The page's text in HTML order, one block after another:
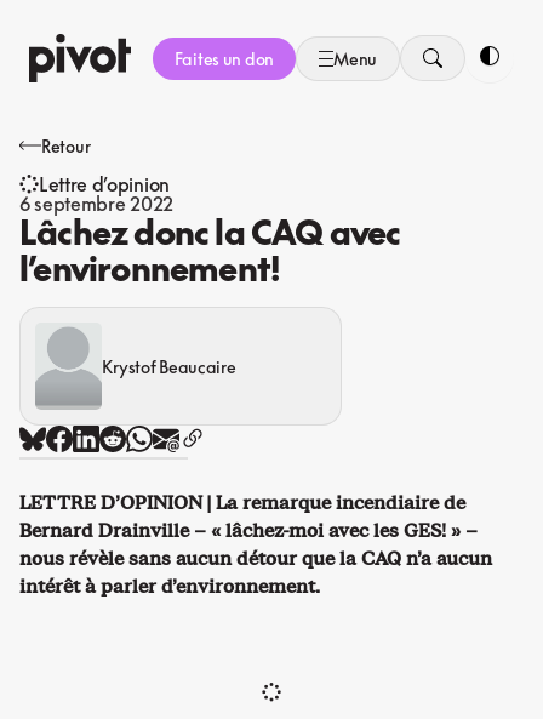
au
contenu
Faites un don Menu
Retour
Lettre d’opinion
6 septembre 2022
Lâchez donc la CAQ avec
l’environnement!
Krystof Beaucaire
LETTRE D’OPINION | La remarque incendiaire de
Bernard Drainville – « lâchez-moi avec les GES! » –
nous révèle sans aucun détour que la CAQ n’a aucun
intérêt à parler d’environnement.